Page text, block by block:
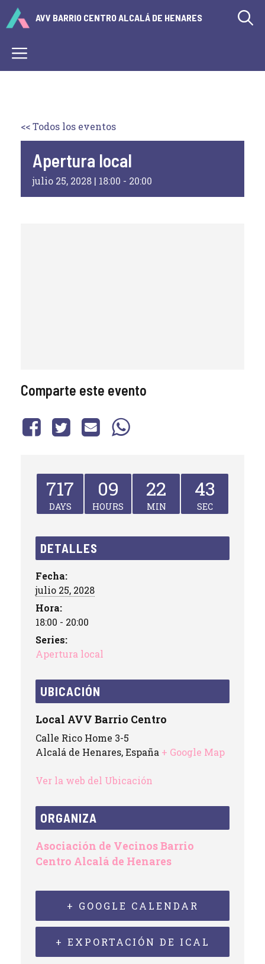
Saltar
AVV BARRIO CENTRO ALCALÁ DE HENARES
Menú
<< Todos los eventos
Apertura local
julio 25, 2028 | 18:00 - 20:00
Comparte este evento
717
DAYS
09
HOURS
22
MIN
43
SEC
DETALLES
Fecha:
julio 25, 2028
Hora:
18:00 - 20:00
Series:
Apertura local
UBICACIÓN
Local AVV Barrio Centro
Calle Rico Home 3-5
Alcalá de Henares,España + Google Map
Ver la web del Ubicación
ORGANIZA
Asociación de Vecinos Barrio
Centro Alcalá de Henares
+ GOOGLE CALENDAR
+ EXPORTACIÓN DE ICAL